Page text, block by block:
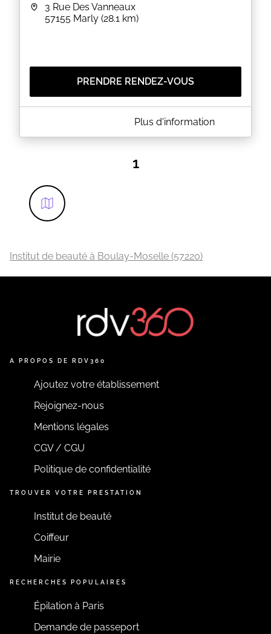
3 Rue Des Vanneaux
57155 Marly (28.1 km)
PRENDRE RENDEZ-VOUS
Venez découvrir un concept original alliant beauté
moment de privilèges
massages bien-être, extensions de cils, épilations,
soins repulpant des lèvres, blanchiment smile white,
et bien sûr tous les bons conseils d'
hautement qualifiée et bienveillante
EN SAVOIR PLUS
Plus d'information
1
Institut de beauté à Boulay-Moselle (57220)
A PROPOS DE RDV360
Ajoutez votre établissement
Rejoignez-nous
Mentions légales
CGV / CGU
Politique de confidentialité
TROUVER VOTRE PRESTATION
Institut de beauté
Coiffeur
Mairie
RECHERCHES POPULAIRES
Épilation à Paris
Demande de passeport